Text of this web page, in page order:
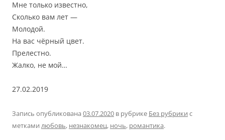
Мне только известно,
Сколько вам лет —
Молодой.
На вас чёрный цвет.
Прелестно.
Жалко, не мой…
27.02.2019
Запись опубликована 03.07.2020 в рубрике Без рубрики с
метками любовь, незнакомец, ночь, романтика.